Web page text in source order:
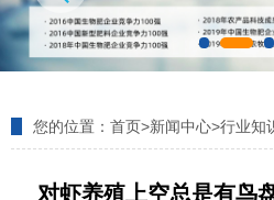
您的位置： 首页>新闻中心>行业知
对虾养殖上空总是有鸟